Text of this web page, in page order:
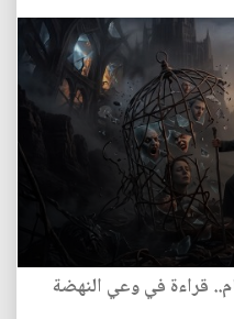
قراءة في وعي النهضة